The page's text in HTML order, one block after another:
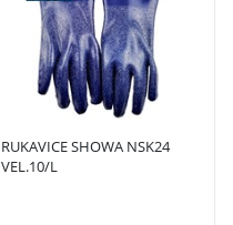
RUKAVICE SHOWA NSK24
VEL.10/L